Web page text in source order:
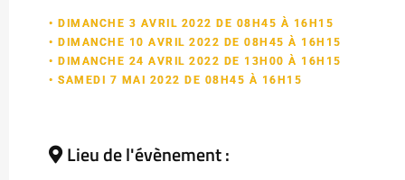
• DIMANCHE 3 AVRIL 2022 DE 08H45 À 16H15
• DIMANCHE 10 AVRIL 2022 DE 08H45 À 16H15
• DIMANCHE 24 AVRIL 2022 DE 13H00 À 16H15
• SAMEDI 7 MAI 2022 DE 08H45 À 16H15
Lieu de l'évènement :